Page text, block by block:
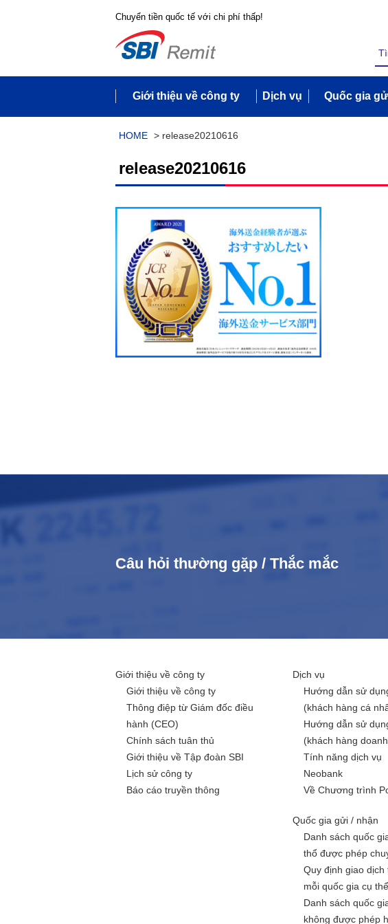
Chuyển tiền quốc tế với chi phí thấp!
Giới thiệu về công ty Dịch vụ Quốc gia
HOME > release20210616
release20210616
Câu hỏi thường gặp / Thắc mắc
Giới thiệu về công ty
Giới thiệu về công ty
Thông điệp từ Giám đốc điều
hành (CEO)
Chính sách tuân thủ
Giới thiệu về Tập đoàn SBI
Lịch sử công ty
Báo cáo truyền thông
Dịch vụ
Hướng dẫn sử
(khách hàng cá
Hướng dẫn sử
(khách hàng
Tính năng dịch vụ
Neobank
Về Chương trình
Quốc gia gửi / nhận
Danh sách quốc
thổ được phép
Quy định giao dịch
mỗi quốc gia cụ thể
Danh sách quốc
không được phép